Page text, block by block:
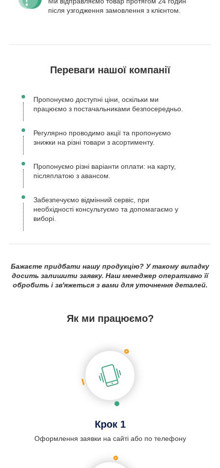
після узгодження замовлення з клієнтом.
Переваги нашої компанії
Пропонуємо доступні ціни, оскільки ми
працюємо з постачальниками безпосередньо.
Регулярно проводимо акції та пропонуємо
знижки на різні товари з асортименту.
Пропонуємо різні варіанти оплати: на карту,
післяплатою з авансом.
Забезпечуємо відмінний сервіс, при
необхідності консультуємо та допомагаємо у
виборі.
Бажаєте придбати нашу продукцію? У такому випадку
досить залишити заявку. Наш менеджер оперативно її
обробить і зв'яжеться з вами для уточнення деталей.
Як ми працюємо?
Крок 1
Оформлення заявки на сайті або по телефону